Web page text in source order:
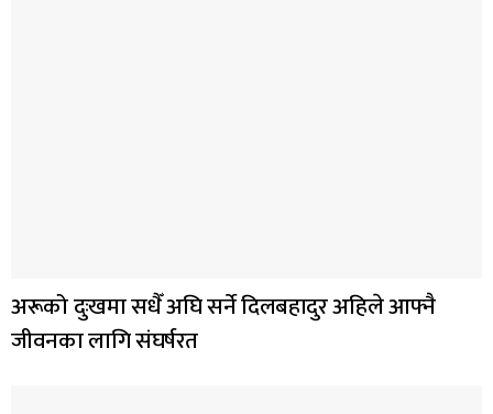
अरूको दुःखमा सधैँ अघि सर्ने दिलबहादुर अहिले आफ्नै
जीवनका लागि संघर्षरत